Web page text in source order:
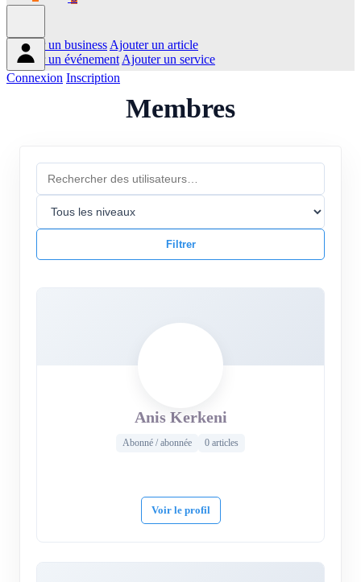
Ajouter un business Ajouter un article
Ajouter un événement Ajouter un service
Connexion Inscription
Membres
Filtrer
Anis Kerkeni
Abonné / abonnée 0 articles
Voir le profil